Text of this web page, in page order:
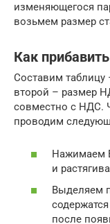
изменяющегося
возьмем размер
Как
Составим таблицу
второй – размер
совместно с НДС.
проводим
Нажимаем
и
Выделяем
после